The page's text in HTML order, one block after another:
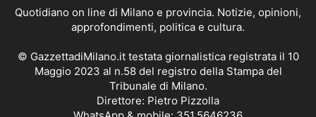
Quotidiano on line di Milano e provincia. Notizie, opinioni,
approfondimenti, politica e cultura.
© GazzettadiMilano.it testata giornalistica registrata il 10
Maggio 2023 al n.58 del registro della Stampa del
Tribunale di Milano.
Direttore: Pietro Pizzolla